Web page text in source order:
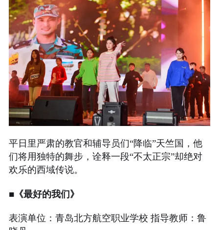
平日里严肃的教官和辅导员们“降临”天竺国，他
们将用独特的舞步，诠释一段“不太正宗”却绝对
欢乐的西域传说。
■《最好的我们》
表演单位：青岛北方航空职业学校 指导教师：鲁